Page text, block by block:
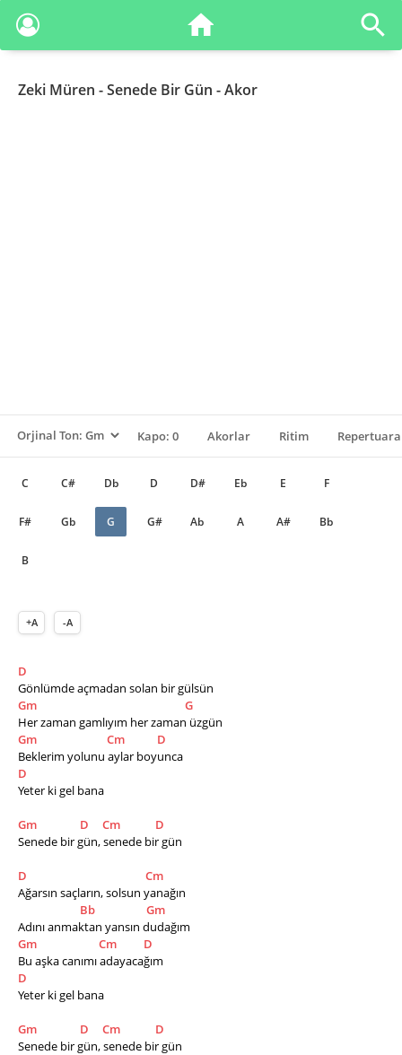
Zeki Müren - Senede Bir Gün - Akor
Kapo: 0 Akorlar Ritim
C C# Db D D# Eb E F
F# Gb G G# Ab A A# Bb
B
+A -A
D
Gönlümde açmadan solan bir gülsün
Gm
G
Her zaman gamlıyım her zaman üzgün
Gm
Cm
D
Beklerim yolunu aylar boyunca
D
Yeter ki gel bana
Gm D Cm
D
Senede bir gün, senede bir gün
D
Cm
Ağarsın saçların, solsun yanağın
Bb
Gm
Adını anmaktan yansın dudağım
Gm
Cm
D
Bu aşka canımı adayacağım
D
Yeter ki gel bana
Gm D Cm
D
Senede bir gün, senede bir gün